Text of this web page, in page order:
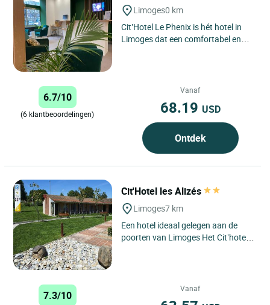
Limoges0 km
Cit’Hotel Le Phenix is ​​hét hotel in
Limoges dat een comfortabel en
6.7/10
(6 klantbeoordelingen)
Vanaf
68.19 USD
Ontdek
Cit'Hotel les Alizés
Limoges7 km
Een hotel ideaal gelegen aan de
poorten van Limoges Het Cit’hotel
7.3/10
Vanaf